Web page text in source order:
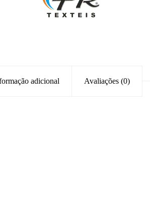
adicional Avaliações (0)